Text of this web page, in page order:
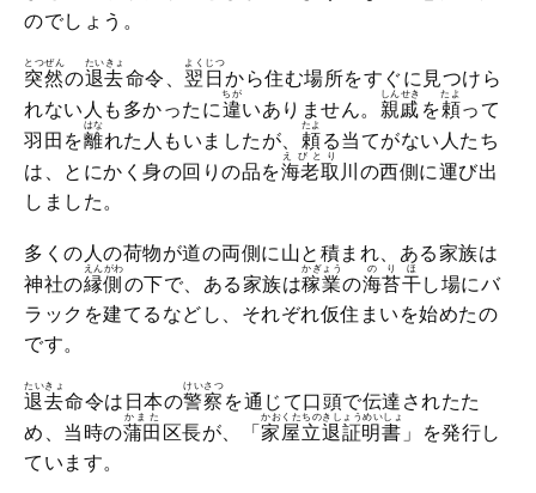
のでしょう。
突然
とつぜん
の退去
たいきょ
命令、 翌日
よくじつ
から住む場所をすぐに見つけら
れない人も多かったに違
ちが
いありません。 親戚
しんせき
を頼
たよ
って
羽田を離
はな
れた人もいましたが、 頼
たよ
る当てがない人たち
は、とにかく身の回りの品を海老取
えびとり
川の西側に運び出
しました。
多くの人の荷物が道の両側に山と積まれ、ある家族は
神社の縁側
えんがわ
の下で、ある家族は稼業
かぎょう
の海苔
のり
干
ほ
し場にバ
ラックを建てるなどし、それぞれ仮住まいを始めたの
です。
退去
たいきょ
命令は日本の警察
けいさつ
を通じて口頭で伝達されたた
め、当時の蒲田
かまた
区長が、「 家屋立退証明書
かおくたちのきしょうめいしょ
」を発行し
ています。